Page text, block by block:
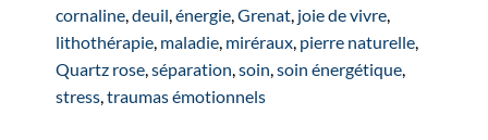
argentée
cornaline ,deuil ,énergie ,Grenat joie de vivre
lithothérapie maladie miréraux pierre naturelle
Quartz rose ,séparation ,soin ,soin énergétique
stress ,traumas émotionnels